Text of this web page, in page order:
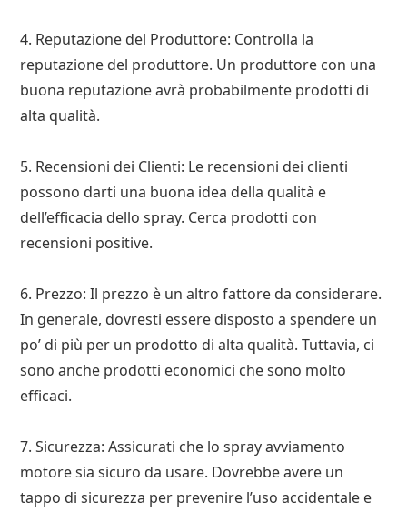
4. Reputazione del Produttore: Controlla la
reputazione del produttore. Un produttore con una
buona reputazione avrà probabilmente prodotti di
alta qualità.
5. Recensioni dei Clienti: Le recensioni dei clienti
possono darti una buona idea della qualità e
dell’efficacia dello spray. Cerca prodotti con
recensioni positive.
6. Prezzo: Il prezzo è un altro fattore da considerare.
In generale, dovresti essere disposto a spendere un
po’ di più per un prodotto di alta qualità. Tuttavia, ci
sono anche prodotti economici che sono molto
efficaci.
7. Sicurezza: Assicurati che lo spray avviamento
motore sia sicuro da usare. Dovrebbe avere un
tappo di sicurezza per prevenire l’uso accidentale e